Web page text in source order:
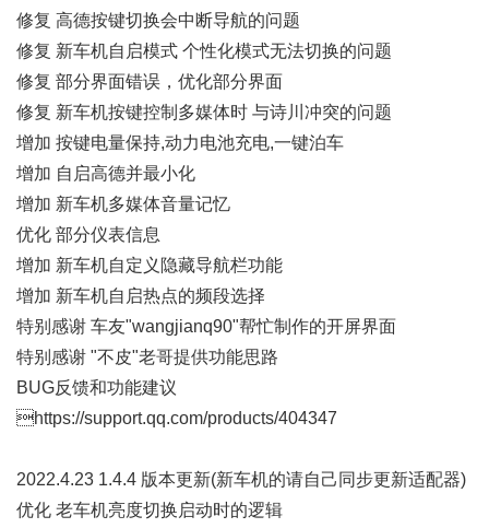
修复 高德按键切换会中断导航的问题
修复 新车机自启模式 个性化模式无法切换的问题
修复 部分界面错误，优化部分界面
修复 新车机按键控制多媒体时 与诗川冲突的问题
增加 按键电量保持,动力电池充电,一键泊车
增加 自启高德并最小化
增加 新车机多媒体音量记忆
优化 部分仪表信息
增加 新车机自定义隐藏导航栏功能
增加 新车机自启热点的频段选择
特别感谢 车友"wangjianq90"帮忙制作的开屏界面
特别感谢 "不皮"老哥提供功能思路
BUG反馈和功能建议
https://support.qq.com/products/404347
2022.4.23 1.4.4 版本更新(新车机的请自己同步更新适配器)
优化 老车机亮度切换启动时的逻辑